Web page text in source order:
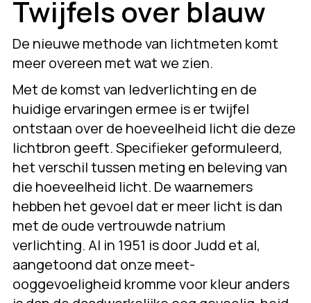
Twijfels over blauw
De nieuwe methode van lichtmeten komt
meer overeen met wat we zien.
Met de komst van ledverlichting en de
huidige ervaringen ermee is er twijfel
ontstaan over de hoeveelheid licht die deze
lichtbron geeft. Specifieker geformuleerd,
het verschil tussen meting en beleving van
die hoeveelheid licht. De waarnemers
hebben het gevoel dat er meer licht is dan
met de oude vertrouwde natrium
verlichting. Al in 1951 is door Judd et al,
aangetoond dat onze meet-
ooggevoeligheid kromme voor kleur anders